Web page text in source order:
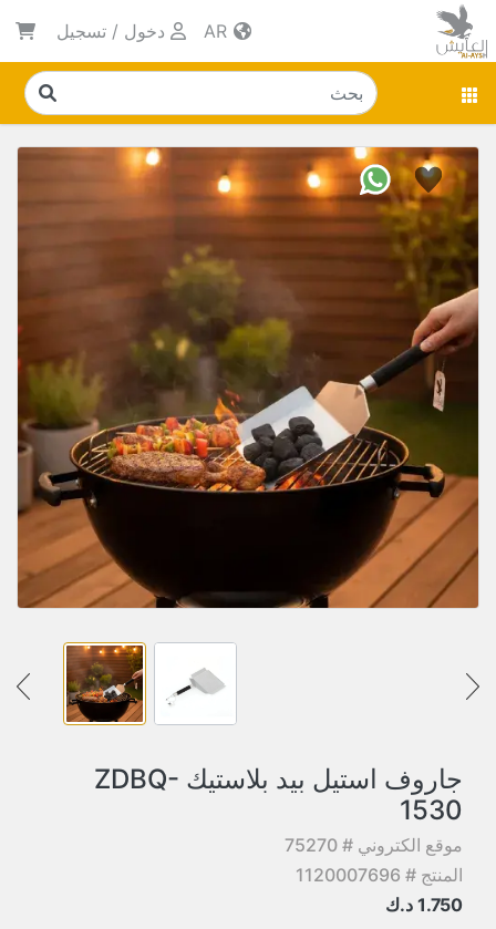
دخول / تسجيل
جاروف استيل بيد بلاستيك ZDBQ-
1530
موقع الكتروني # 75270
المنتج # 1120007696
1.750 د.ك